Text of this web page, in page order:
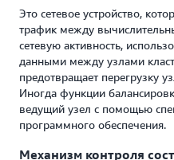
Это сетевое устройство,
трафик между
сетевую активность,
данными между узлами
предотвращает перегрузку
Иногда функции
ведущий узел с помощью
программного обеспечения.
Механизм контроля